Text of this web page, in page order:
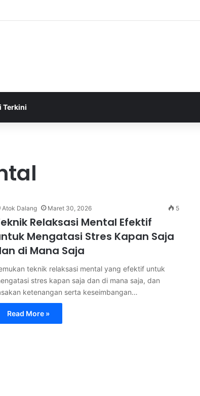
Berikut 4 Tim Lolos ke Semifinal Piala AFF U-17 2026
Terkini
Atok Dalang Maret 30, 2026 5
Relaksasi Mental Efektif
Mengatasi Stres Kapan Saja
di Mana Saja
teknik relaksasi mental yang efektif untuk
stres kapan saja dan di mana saja, dan
ketenangan serta keseimbangan…
Read More »